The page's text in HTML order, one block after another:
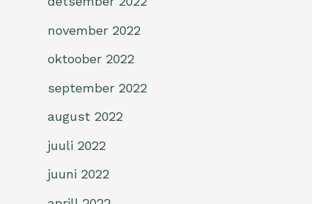
november 2022
oktoober 2022
september 2022
august 2022
juuli 2022
juuni 2022